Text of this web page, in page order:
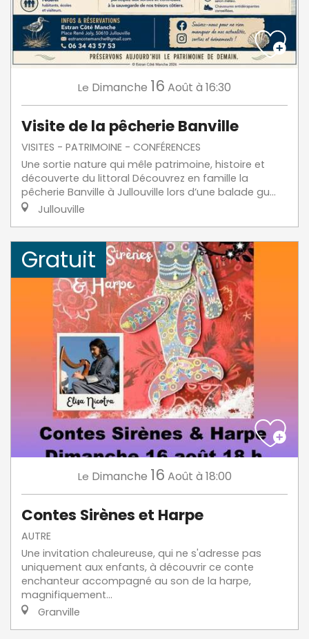
Le Dimanche 16 Août à 16:30
Visite de la pêcherie Banville
VISITES - PATRIMOINE - CONFÉRENCES
Une sortie nature qui mêle patrimoine, histoire et
découverte du littoral Découvrez en famille la
pêcherie Banville à Jullouville lors d’une balade gu...
Jullouville
Gratuit
Le Dimanche 16 Août à 18:00
Contes Sirènes et Harpe
AUTRE
Une invitation chaleureuse, qui ne s'adresse pas
uniquement aux enfants, à découvrir ce conte
enchanteur accompagné au son de la harpe,
magnifiquement...
Granville